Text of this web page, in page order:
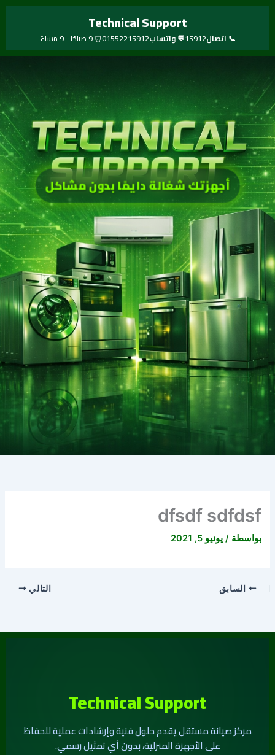
تخطي
Technical Support
📞 اتصال15912💬 واتساب01552215912⏰ 9 صباحًا - 9 مساءً
أجهزتك شغالة دايمًا بدون مشاكل
dfsdf sdfdsf
بواسطة /يونيو 5, 2021
السابق التالي
Technical Support
مركز صيانة مستقل يقدم حلول فنية وإرشادات عملية للحفاظ
على الأجهزة المنزلية، بدون أي تمثيل رسمي.